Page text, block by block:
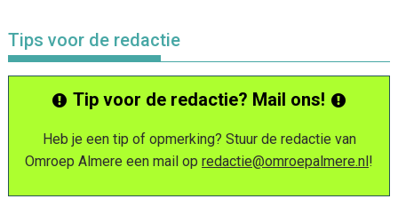
Tips voor de redactie
Tip voor de redactie? Mail ons!
Heb je een tip of opmerking? Stuur de redactie van
Omroep Almere een mail op redactie@omroepalmere.nl!